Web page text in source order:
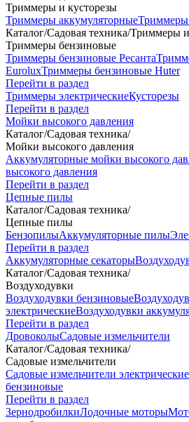
Триммеры и кусторезы
Триммеры аккумуляторныеТриммеры
Каталог/Садовая техника/Триммеры и
Триммеры бензиновые
Триммеры бензиновые Ресанта
EuroluxТриммеры бензиновые Huter
Перейти в раздел
Триммеры электрическиеКусторезы
Перейти в раздел
Мойки высокого давления
Каталог/Садовая техника/
Мойки высокого давления
Аккумуляторные мойки высокого
высокого давления
Перейти в раздел
Цепные пилы
Каталог/Садовая техника/
Цепные пилы
БензопилыАккумуляторные пилы
Перейти в раздел
Аккумуляторные секаторы
Каталог/Садовая техника/
Воздуходувки
Воздуходувки бензиновые
электрическиеВоздуходувки
Перейти в раздел
ДровоколыСадовые измельчители
Каталог/Садовая техника/
Садовые измельчители
Садовые измельчители электрические
бензиновые
Перейти в раздел
ЗернодробилкиЛодочные моторы